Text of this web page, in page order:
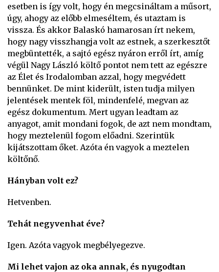
esetben is így volt, hogy én megcsináltam a műsort,
úgy, ahogy az előbb elmeséltem, és utaztam is
vissza. És akkor Balaskó hamarosan írt nekem,
hogy nagy visszhangja volt az estnek, a szerkesztőt
megbüntették, a sajtó egész nyáron erről írt, amíg
végül Nagy László költő pontot nem tett az egészre
az Élet és Irodalomban azzal, hogy megvédett
bennünket. De mint kiderült, isten tudja milyen
jelentések mentek föl, mindenfelé, megvan az
egész dokumentum. Mert ugyan leadtam az
anyagot, amit mondani fogok, de azt nem mondtam,
hogy meztelenül fogom előadni. Szerintük
kijátszottam őket. Azóta én vagyok a meztelen
költőnő.
Hányban volt ez?
Hetvenben.
Tehát negyvenhat éve?
Igen. Azóta vagyok megbélyegezve.
Mi lehet vajon az oka annak, és nyugodtan